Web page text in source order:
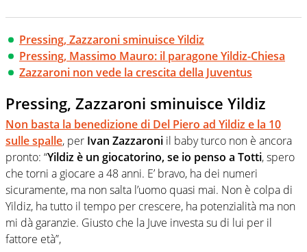
Pressing, Zazzaroni sminuisce Yildiz
Pressing, Massimo Mauro: il paragone Yildiz-Chiesa
Zazzaroni non vede la crescita della Juventus
Pressing, Zazzaroni sminuisce Yildiz
Non basta la benedizione di Del Piero ad Yildiz e la 10
sulle spalle, per Ivan Zazzaroni il baby turco non è ancora
pronto: “Yildiz è un giocatorino, se io penso a Totti, spero
che torni a giocare a 48 anni. E’ bravo, ha dei numeri
sicuramente, ma non salta l’uomo quasi mai. Non è colpa di
Yildiz, ha tutto il tempo per crescere, ha potenzialità ma non
mi dà garanzie. Giusto che la Juve investa su di lui per il
fattore età”,